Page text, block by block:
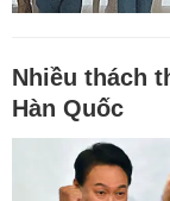
Nhiều thách
Hàn Quốc